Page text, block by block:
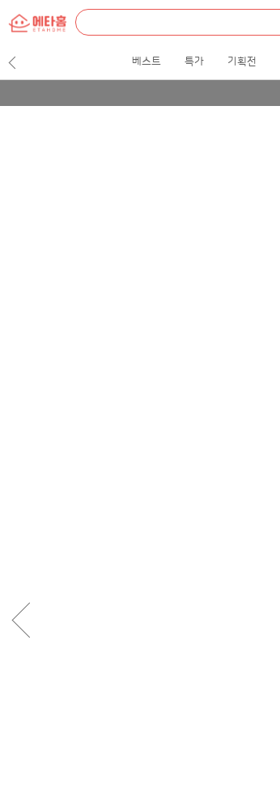
베스트 특가 기획전